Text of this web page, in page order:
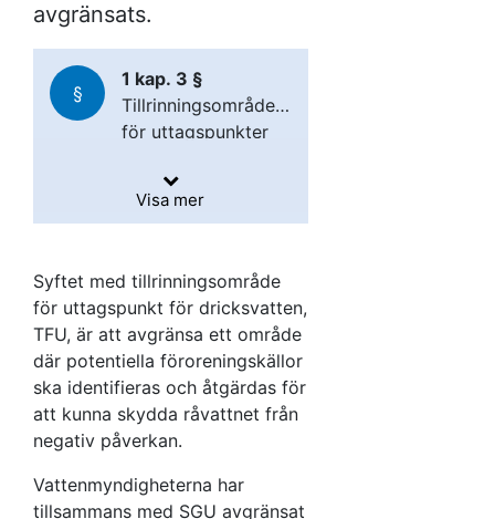
avgränsats.
§
1 kap. 3 §
Tillrinningsområden
för uttagspunkter
Område helt eller
delvis inom
flödar till en
uttagspunkt för
dricksvatten med
uttag större än 10
m3/dygn eller till
fler än 50 personer.
Visa mer
Syftet med tillrinningsområde
för uttagspunkt för dricksvatten,
TFU, är att avgränsa ett område
där potentiella föroreningskällor
ska identifieras och åtgärdas för
att kunna skydda råvattnet från
negativ påverkan.
Vattenmyndigheterna har
tillsammans med SGU avgränsat